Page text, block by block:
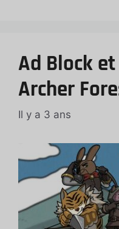
Ad Block
Archer
Il y a 3 ans